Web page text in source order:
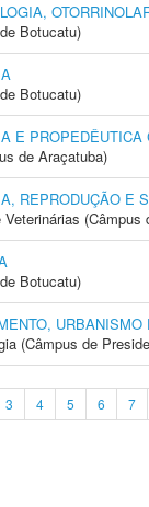
Botucatu)
Botucatu)
E PROPEDÊUTICA
de Araçatuba)
REPRODUÇÃO E
(Câmpus
Botucatu)
(Câmpus de
3 4 5 6 7